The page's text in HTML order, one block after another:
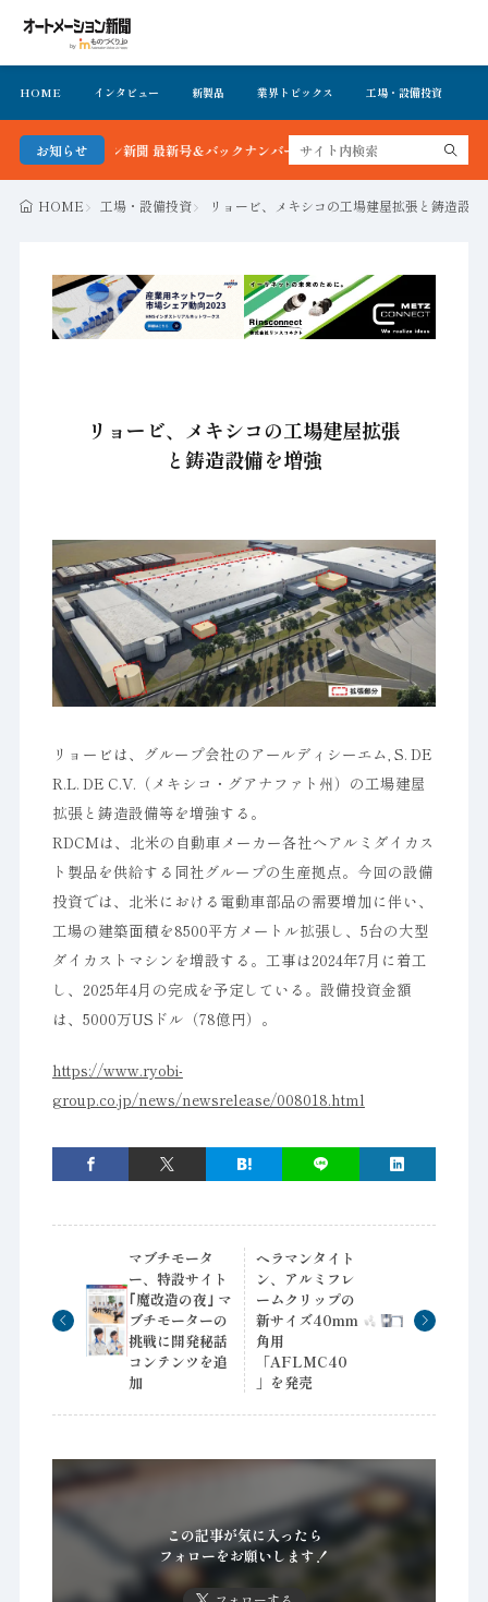
HOME インタビュー 新製品 業界トピックス 工場・設備投資
お知らせ
ション新聞 最新号＆バックナンバーを無料で公開中 詳細はこちら
HOME 工場・設備投資 リョービ、メキシコの工場建屋拡張と鋳造設備
リョービ、メキシコの工場建屋拡張
と鋳造設備を増強
リョービは、グループ会社のアールディシーエム, S. DE
R.L. DE C.V.（メキシコ・グアナファト州）の工場建屋
拡張と鋳造設備等を増強する。
RDCMは、北米の自動車メーカー各社へアルミダイカス
ト製品を供給する同社グループの生産拠点。今回の設備
投資では、北米における電動車部品の需要増加に伴い、
工場の建築面積を8500平方メートル拡張し、5台の大型
ダイカストマシンを増設する。工事は2024年7月に着工
し、2025年4月の完成を予定している。設備投資金額
は、5000万USドル（78億円）。
https://www.ryobi-
group.co.jp/news/newsrelease/008018.html
マブチモータ
ー、特設サイト
｢魔改造の夜｣ マ
ブチモーターの
挑戦に開発秘話
コンテンツを追
加
ヘラマンタイト
ン、アルミフレ
ームクリップの
新サイズ40mm
角用
「AFLMC40
」を発売
この記事が気に入ったら
フォローをお願いします！